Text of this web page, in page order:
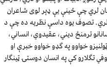
لري چې ځینې یې ډېر لوی شاعران
تصوف یوه داسې نظریه ده چې د
ترمنځ دیني، عقیدوي، انساني،
خواوو په ګډو خواوو خبرې او
تګلارو کې په انسان دوستۍ ټینګار